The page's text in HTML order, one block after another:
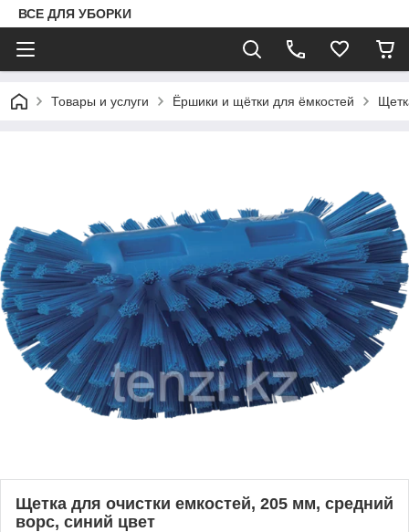
ВСЕ ДЛЯ УБОРКИ
Товары и услуги Ёршики и щётки для ёмкостей
Щетка для очистки емкостей, 205 мм, средний
ворс, синий цвет